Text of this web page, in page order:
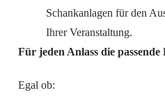
Schankanlagen für den
Ihrer Veranstaltung.
Für jeden Anlass die
Egal ob: